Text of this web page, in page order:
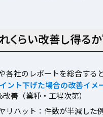
くらい改善し得る
各社のレポートを総合する
ント下げた場合の改善イメ
善（業種・工程次第）
リハット：件数が半減した